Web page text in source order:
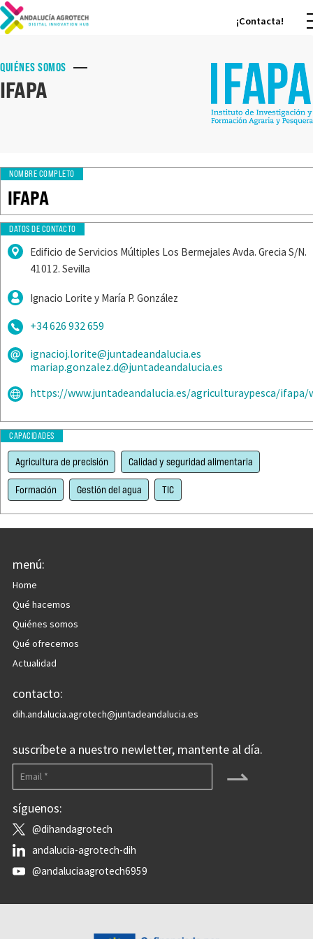
¡Contacta!
QUIÉNES SOMOS
IFAPA
NOMBRE COMPLETO
IFAPA
Edificio de Servicios Múltiples Los Bermejales Avda. Grecia S/N.
41012. Sevilla
Ignacio Lorite y María P. González
+34 626 932 659
ignacioj.lorite@juntadeandalucia.es
mariap.gonzalez.d@juntadeandalucia.es
https://www.juntadeandalucia.es/agriculturaypesca/ifapa/
DATOS DE CONTACTO
Agricultura de precisión Calidad y seguridad alimentaria
Formación Gestión del agua TIC
CAPACIDADES
menú:
Home
Qué hacemos
Quiénes somos
Qué ofrecemos
Actualidad
contacto:
dih.andalucia.agrotech@juntadeandalucia.es
suscríbete a nuestro newletter, mantente al día.
⇀
síguenos:
@dihandagrotech
andalucia-agrotech-dih
@andaluciaagrotech6959